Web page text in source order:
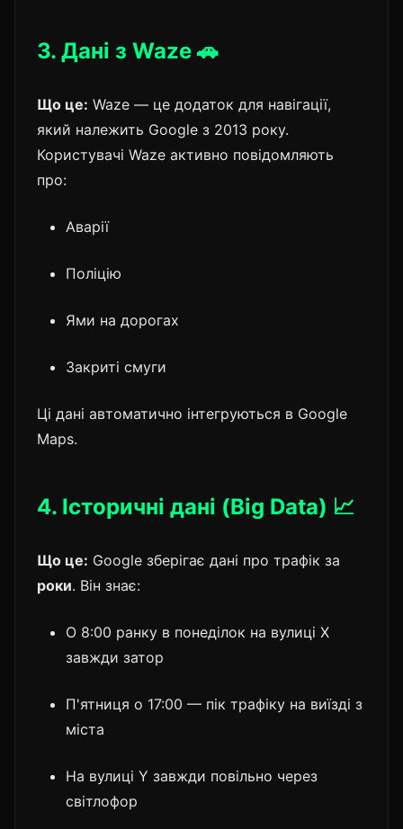
3. Дані з Waze 🚗
Що це: Waze — це додаток для навігації,
який належить Google з 2013 року.
Користувачі Waze активно повідомляють
про:
Аварії
Поліцію
Ями на дорогах
Закриті смуги
Ці дані автоматично інтегруються в Google
Maps.
4. Історичні дані (Big Data) 📈
Що це: Google зберігає дані про трафік за
роки. Він знає:
О 8:00 ранку в понеділок на вулиці X
завжди затор
П'ятниця о 17:00 — пік трафіку на виїзді з
міста
На вулиці Y завжди повільно через
світлофор